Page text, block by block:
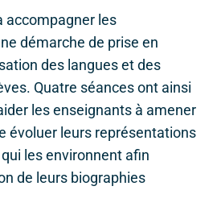
accompagner les
démarche de prise en
des langues et des
Quatre séances ont ainsi
les enseignants à amener
évoluer leurs représentations
les environnent afin
de leurs biographies